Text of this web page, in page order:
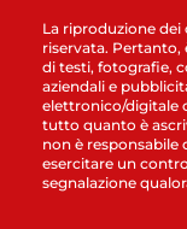
La riproduzione dei
riservata. Pertanto,
di testi, fotografie,
aziendali e
elettronico/digitale
tutto quanto è
non è
esercitare un
segnalazione